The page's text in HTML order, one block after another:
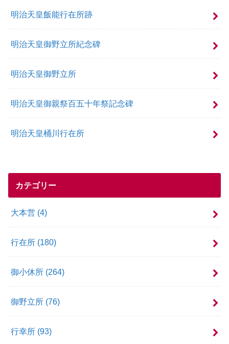
明治天皇飯能行在所跡
明治天皇御野立所紀念碑
明治天皇御野立所
明治天皇御親祭百五十年祭記念碑
明治天皇桶川行在所
カテゴリー
大本営 (4)
行在所 (180)
御小休所 (264)
御野立所 (76)
行幸所 (93)